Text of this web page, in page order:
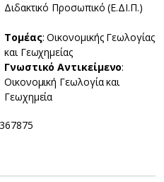
Διδακτικό Προσωπικό (Ε.ΔΙ.Π.)
Τομέας: Οικονομικής Γεωλογίας
και Γεωχημείας
Γνωστικό Αντικείμενο:
Οικονομική Γεωλογία και
Γεωχημεία